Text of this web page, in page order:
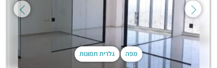
מפה גלרית תמונות